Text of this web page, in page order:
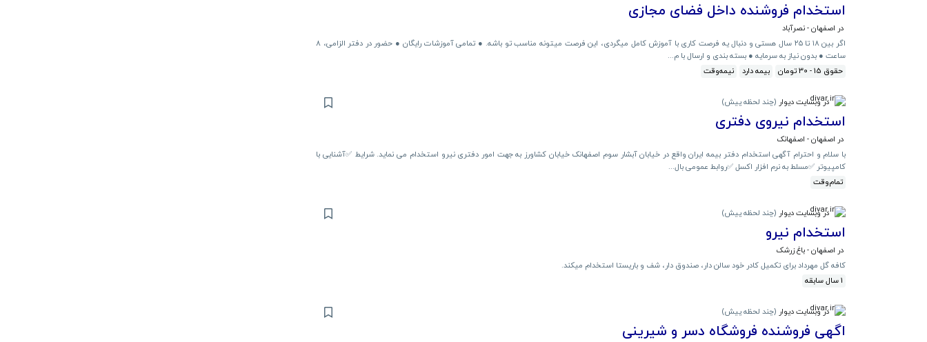
استخدام فروشنده داخل فضای مجازی
در اصفهان - نصرآباد
اگر بین ۱۸ تا ۲۵ سال هستی و دنبال یه فرصت کاری با آموزش کامل میگردی، این فرصت میتونه مناسب تو باشه. ● تمامی آموزشات رایگان ● حضور در دفتر الزامی، ۸
ساعت ● بدون نیاز به سرمایه ● بسته بندی و ارسال با م...
حقوق 15 - 30 تومان
بیمه دارد نیمه‌وقت
در وبسایت دیوار (چند لحظه پیش)
استخدام نیروی دفتری
در اصفهان - اصفهانک
با سلام و احترام آگهی استخدام دفتر بیمه ایران واقع در خیابان آبشار سوم اصفهانک خیابان کشاورز به جهت امور دفتری نیرو استخدام می نماید. شرایط ✅آشنایی با
کامپیوتر ✅مسلط به نرم افزار اکسل ✅روابط عمومی بال...
تمام‌وقت
در وبسایت دیوار (چند لحظه پیش)
استخدام نیرو
در اصفهان - باغ زرشک
کافه گل مهرداد برای تکمیل کادر خود سالن دار، صندوق دار، شف و باریستا استخدام میکند.
1 سال سابقه
در وبسایت دیوار (چند لحظه پیش)
اگهی فروشنده فروشگاه دسر و شیرینی